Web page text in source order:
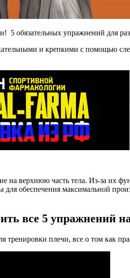
обязательных упражнений для
и крепкими с помощью
верхнюю часть тела. Из-за их
обеспечения максимальной
все 5 упражнений
плечи, все о том как